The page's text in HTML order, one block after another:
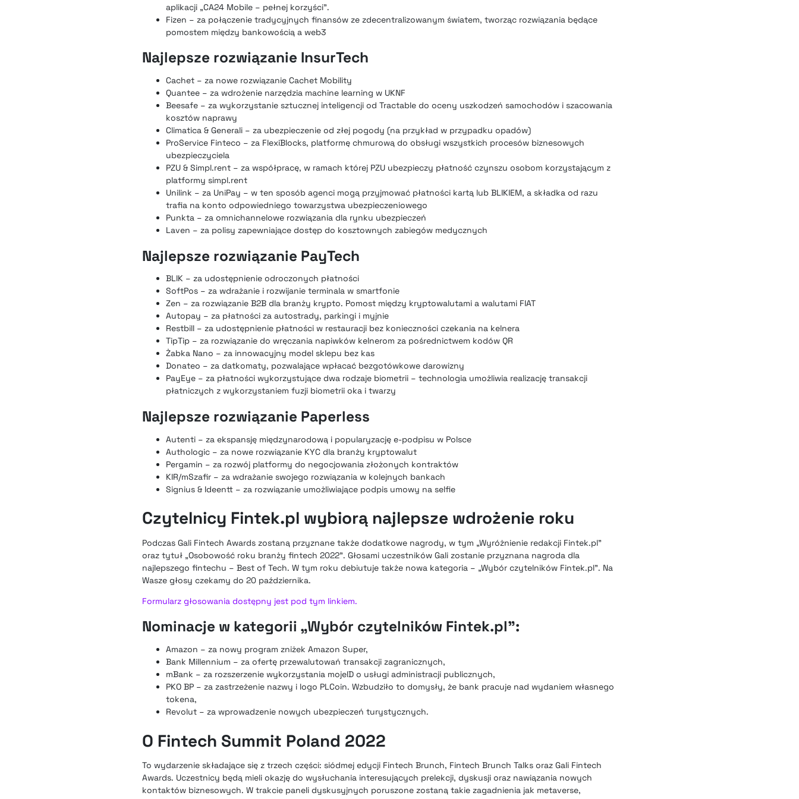
aplikacji „CA24 Mobile – pełnej korzyści”.
Fizen – za połączenie tradycyjnych finansów ze zdecentralizowanym światem, tworząc rozwiązania będące
pomostem między bankowością a web3
Najlepsze rozwiązanie InsurTech
Cachet – za nowe rozwiązanie Cachet Mobility
Quantee – za wdrożenie narzędzia machine learning w UKNF
Beesafe – za wykorzystanie sztucznej inteligencji od Tractable do oceny uszkodzeń samochodów i szacowania
kosztów naprawy
Climatica & Generali – za ubezpieczenie od złej pogody (na przykład w przypadku opadów)
ProService Finteco – za FlexiBlocks, platformę chmurową do obsługi wszystkich procesów biznesowych
ubezpieczyciela
PZU & Simpl.rent – za współpracę, w ramach której PZU ubezpieczy płatność czynszu osobom korzystającym z
platformy simpl.rent
Unilink – za UniPay – w ten sposób agenci mogą przyjmować płatności kartą lub BLIKIEM, a składka od razu
trafia na konto odpowiedniego towarzystwa ubezpieczeniowego
Punkta – za omnichannelowe rozwiązania dla rynku ubezpieczeń
Laven – za polisy zapewniające dostęp do kosztownych zabiegów medycznych
Najlepsze rozwiązanie PayTech
BLIK – za udostępnienie odroczonych płatności
SoftPos – za wdrażanie i rozwijanie terminala w smartfonie
Zen – za rozwiązanie B2B dla branży krypto. Pomost między kryptowalutami a walutami FIAT
Autopay – za płatności za autostrady, parkingi i myjnie
Restbill – za udostępnienie płatności w restauracji bez konieczności czekania na kelnera
TipTip – za rozwiązanie do wręczania napiwków kelnerom za pośrednictwem kodów QR
Żabka Nano – za innowacyjny model sklepu bez kas
Donateo – za datkomaty, pozwalające wpłacać bezgotówkowe darowizny
PayEye – za płatności wykorzystujące dwa rodzaje biometrii – technologia umożliwia realizację transakcji
płatniczych z wykorzystaniem fuzji biometrii oka i twarzy
Najlepsze rozwiązanie Paperless
Autenti – za ekspansję międzynarodową i popularyzację e-podpisu w Polsce
Authologic – za nowe rozwiązanie KYC dla branży kryptowalut
Pergamin – za rozwój platformy do negocjowania złożonych kontraktów
KIR/mSzafir – za wdrażanie swojego rozwiązania w kolejnych bankach
Signius & Ideentt – za rozwiązanie umożliwiające podpis umowy na selfie
Czytelnicy Fintek.pl wybiorą najlepsze wdrożenie roku
Podczas Gali Fintech Awards zostaną przyznane także dodatkowe nagrody, w tym „Wyróżnienie redakcji Fintek.pl”
oraz tytuł „Osobowość roku branży fintech 2022”. Głosami uczestników Gali zostanie przyznana nagroda dla
najlepszego fintechu – Best of Tech. W tym roku debiutuje także nowa kategoria – „Wybór czytelników Fintek.pl”. Na
Wasze głosy czekamy do 20 października.
Formularz głosowania dostępny jest pod tym linkiem.
Nominacje w kategorii „Wybór czytelników Fintek.pl”:
Amazon – za nowy program zniżek Amazon Super,
Bank Millennium – za ofertę przewalutowań transakcji zagranicznych,
mBank – za rozszerzenie wykorzystania mojeID o usługi administracji publicznych,
PKO BP – za zastrzeżenie nazwy i logo PLCoin. Wzbudziło to domysły, że bank pracuje nad wydaniem własnego
tokena,
Revolut – za wprowadzenie nowych ubezpieczeń turystycznych.
O Fintech Summit Poland 2022
To wydarzenie składające się z trzech części: siódmej edycji Fintech Brunch, Fintech Brunch Talks oraz Gali Fintech
Awards. Uczestnicy będą mieli okazję do wysłuchania interesujących prelekcji, dyskusji oraz nawiązania nowych
kontaktów biznesowych. W trakcie paneli dyskusyjnych poruszone zostaną takie zagadnienia jak metaverse,